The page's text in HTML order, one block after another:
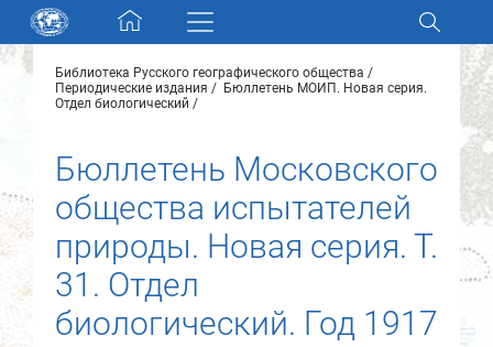
Skip navigation
Разделы и коллекции
Новости
О нас
Библиотека Русского географического общества
Периодические издания
Бюллетень МОИП. Новая серия.
Отдел биологический
Бюллетень Московского
общества испытателей
природы. Новая серия. Т.
31. Отдел
биологический. Год 1917